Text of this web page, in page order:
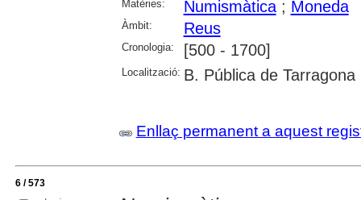
Matèries: Numismàtica; Moneda
Àmbit: Reus
Cronologia: [500 - 1700]
Localització: B. Pública de Tarragona
Enllaç permanent a aquest
6 / 573